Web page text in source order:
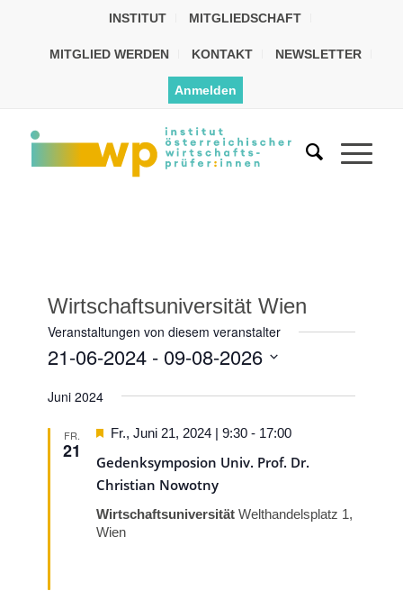
INSTITUT MITGLIEDSCHAFT
MITGLIED WERDEN KONTAKT NEWSLETTER
Anmelden
Wirtschaftsuniversität Wien
Veranstaltungen von diesem veranstalter
21-06-2024 - 09-08-2026
wählen.
Juni 2024
FR.
21
Gedenksymposion Univ. Prof. Dr.
Christian Nowotny
Hervorgehoben
Fr., Juni 21, 2024 | 9:30 - 17:00
WirtschaftsuniversitätWelthandelsplatz 1,
Wien